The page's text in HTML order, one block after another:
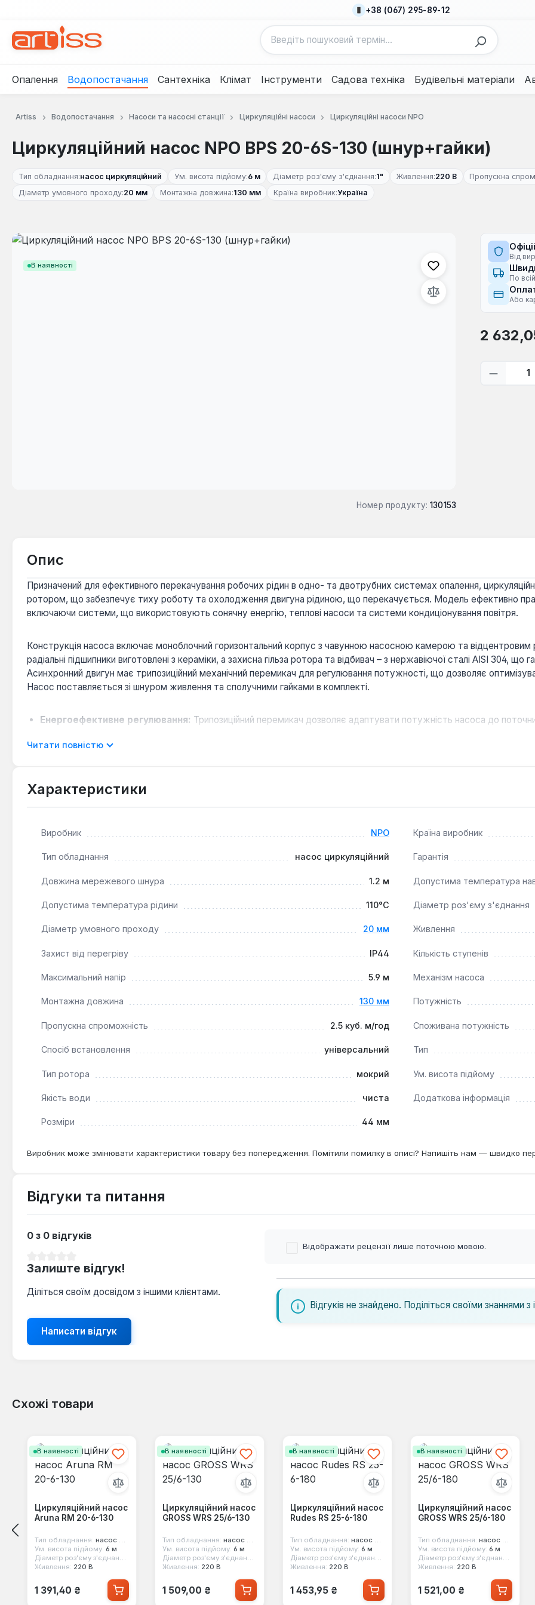
+38 (067) 295-89-12
Опалення Водопостачання Сантехніка Клімат Інструменти Садова техніка Будівельні матеріали
Artiss Водопостачання Насоси та насосні станції Циркуляційні насоси Циркуляційні насоси NPO
Циркуляційний насос NPO BPS 20-6S-130 (шнур+гайки)
Тип обладнання:насос циркуляційний Ум. висота підйому:6 м Діаметр роз'єму з'єднання:1" Живлення:220 В Пропускна
Діаметр умовного проходу:20 мм Монтажна довжина:130 мм Країна виробник:Україна
В наявності
Пропустити галерею зображень
Номер продукту: 130153
Від
По
Або
Звичайна
2
Опис
Призначений для ефективного перекачування робочих рідин в одно- та двотрубних системах опалення,
ротором, що забезпечує тиху роботу та охолодження двигуна рідиною, що перекачується. Модель ефективно
включаючи системи, що використовують сонячну енергію, теплові насоси та системи кондиціонування повітря.
Конструкція насоса включає моноблочний горизонтальний корпус з чавунною насосною камерою та відцентровим
радіальні підшипники виготовлені з кераміки, а захисна гільза ротора та відбивач – з нержавіючої сталі AISI 304, що
Асинхронний двигун має трипозиційний механічний перемикач для регулювання потужності, що дозволяє
Насос поставляється зі шнуром живлення та сполучними гайками в комплекті.
Енергоефективне регулювання: Трипозиційний перемикач дозволяє адаптувати потужність насоса до
Тиха робота:Конструкція з «мокрим» ротором забезпечує мінімальний рівень шуму під час експлуатації, що
домішок. Його доцільно застосовувати в побутових та комерційних системах опалення та охолодження, де
Читати повністю
Характеристики
Виробник NPO Країна виробник
Тип обладнання насос циркуляційний Гарантія
Довжина мережевого шнура 1.2 м Допустима температура
Допустима температура рідини 110°C Діаметр роз'єму з'єднання
Діаметр умовного проходу 20 мм Живлення
Захист від перегріву IP44 Кількість ступенів
Максимальний напір 5.9 м Механізм насоса
Монтажна довжина 130 мм Потужність
Пропускна спроможність 2.5 куб. м/год Споживана потужність
Спосіб встановлення універсальний Тип
Тип ротора мокрий Ум. висота підйому
Якість води чиста Додаткова інформація
Розміри 44 мм
Виробник може змінювати характеристики товару без попередження. Помітили помилку в описі? Напишіть нам — швидко
Відгуки та питання
0 з 0 відгуків
Залиште відгук!
Діліться своїм досвідом з іншими клієнтами.
Написати відгук
Відображати рецензії лише поточною мовою.
Відгуків не знайдено. Поділіться своїми знаннями з
Схожі товари
В наявності
Циркуляційний насос
Aruna RM 20-6-130
Тип обладнання: насос циркуляційний
Ум. висота підйому: 6 м
Живлення: 220 В
Звичайна ціна:
1 391,40 ₴
В наявності
Циркуляційний насос
GROSS WRS 25/6-130
Тип обладнання: насос циркуляційний
Ум. висота підйому: 6 м
Живлення: 220 В
Звичайна ціна:
1 509,00 ₴
В наявності
Циркуляційний насос
Rudes RS 25-6-180
Тип обладнання: насос циркуляційний
Ум. висота підйому: 6 м
Живлення: 220 В
Звичайна ціна:
1 453,95 ₴
В наявності
Циркуляційний насос
GROSS WRS 25/6-180
Тип обладнання: насос циркуляційний
Ум. висота підйому: 6 м
Живлення: 220 В
Звичайна ціна:
1 521,00 ₴